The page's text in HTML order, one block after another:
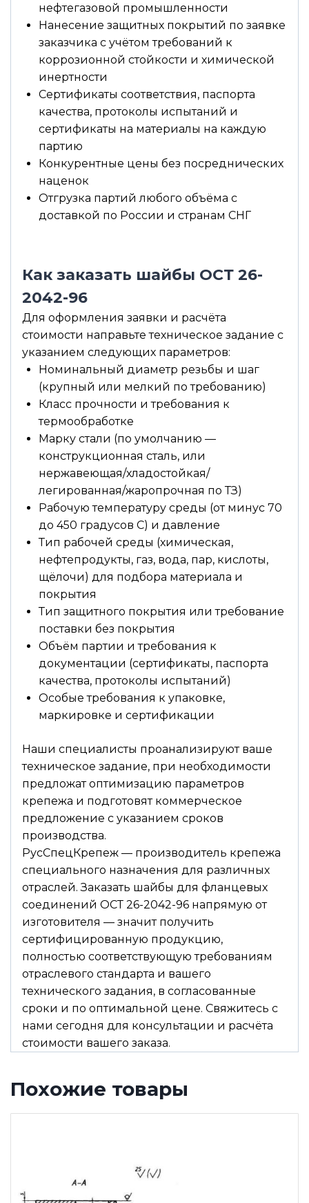
нефтегазовой промышленности
Нанесение защитных покрытий по заявке
заказчика с учётом требований к
коррозионной стойкости и химической
инертности
Сертификаты соответствия, паспорта
качества, протоколы испытаний и
сертификаты на материалы на каждую
партию
Конкурентные цены без посреднических
наценок
Отгрузка партий любого объёма с
доставкой по России и странам СНГ
Как заказать шайбы ОСТ 26-
2042-96
Для оформления заявки и расчёта
стоимости направьте техническое задание с
указанием следующих параметров:
Номинальный диаметр резьбы и шаг
(крупный или мелкий по требованию)
Класс прочности и требования к
термообработке
Марку стали (по умолчанию —
конструкционная сталь, или
нержавеющая/хладостойкая/
легированная/жаропрочная по ТЗ)
Рабочую температуру среды (от минус 70
до 450 градусов С) и давление
Тип рабочей среды (химическая,
нефтепродукты, газ, вода, пар, кислоты,
щёлочи) для подбора материала и
покрытия
Тип защитного покрытия или требование
поставки без покрытия
Объём партии и требования к
документации (сертификаты, паспорта
качества, протоколы испытаний)
Особые требования к упаковке,
маркировке и сертификации
Наши специалисты проанализируют ваше
техническое задание, при необходимости
предложат оптимизацию параметров
крепежа и подготовят коммерческое
предложение с указанием сроков
производства.
РусСпецКрепеж — производитель крепежа
специального назначения для различных
отраслей. Заказать шайбы для фланцевых
соединений ОСТ 26-2042-96 напрямую от
изготовителя — значит получить
сертифицированную продукцию,
полностью соответствующую требованиям
отраслевого стандарта и вашего
технического задания, в согласованные
сроки и по оптимальной цене. Свяжитесь с
нами сегодня для консультации и расчёта
стоимости вашего заказа.
Похожие товары